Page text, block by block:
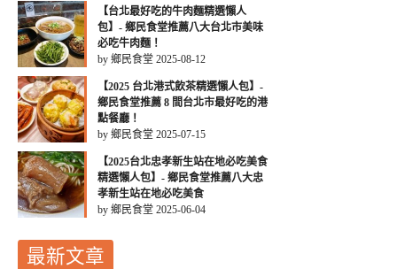
【台北最好吃的牛肉麵精選懶人
包】- 鄉民食堂推薦八大台北市美味
必吃牛肉麵！
by 鄉民食堂 2025-08-12
【2025 台北港式飲茶精選懶人包】-
鄉民食堂推薦 8 間台北市最好吃的港
點餐廳！
by 鄉民食堂 2025-07-15
【2025台北忠孝新生站在地必吃美食
精選懶人包】- 鄉民食堂推薦八大忠
孝新生站在地必吃美食
by 鄉民食堂 2025-06-04
最新文章